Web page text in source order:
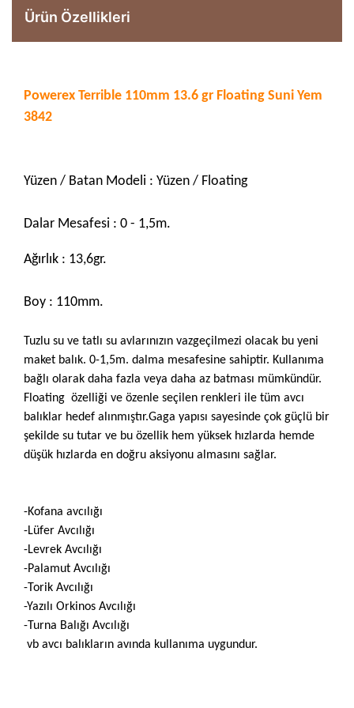
Ürün Özellikleri
Powerex Terrible 110mm 13.6 gr Floating Suni Yem
3842
Yüzen / Batan Modeli : Yüzen / Floating
Dalar Mesafesi : 0 - 1,5m.
Ağırlık : 13,6gr.
Boy : 110mm.
Tuzlu su ve tatlı su avlarınızın vazgeçilmezi olacak bu yeni
maket balık. 0-1,5m. dalma mesafesine sahiptir. Kullanıma
bağlı olarak daha fazla veya daha az batması mümkündür.
Floating özelliği ve özenle seçilen renkleri ile tüm avcı
balıklar hedef alınmıştır.Gaga yapısı sayesinde çok güçlü bir
şekilde su tutar ve bu özellik hem yüksek hızlarda hemde
düşük hızlarda en doğru aksiyonu almasını sağlar.
-Kofana avcılığı
-Lüfer Avcılığı
-Levrek Avcılığı
-Palamut Avcılığı
-Torik Avcılığı
-Yazılı Orkinos Avcılığı
-Turna Balığı Avcılığı
vb avcı balıkların avında kullanıma uygundur.